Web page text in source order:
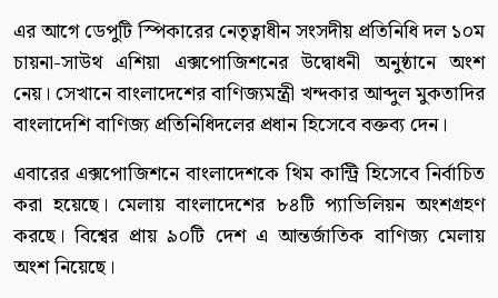
এর আগে ডেপুটি স্পিকারের নেতৃত্বাধীন সংসদীয় প্রতিনিধি দল ১০ম
চায়না-সাউথ এশিয়া এক্সপোজিশনের উদ্বোধনী অনুষ্ঠানে অংশ
নেয়। সেখানে বাংলাদেশের বাণিজ্যমন্ত্রী খন্দকার আব্দুল মুকতাদির
বাংলাদেশি বাণিজ্য প্রতিনিধিদলের প্রধান হিসেবে বক্তব্য দেন।
এবারের এক্সপোজিশনে বাংলাদেশকে থিম কান্ট্রি হিসেবে নির্বাচিত
করা হয়েছে। মেলায় বাংলাদেশের ৮৪টি প্যাভিলিয়ন অংশগ্রহণ
করছে। বিশ্বের প্রায় ৯০টি দেশ এ আন্তর্জাতিক বাণিজ্য মেলায়
অংশ নিয়েছে।